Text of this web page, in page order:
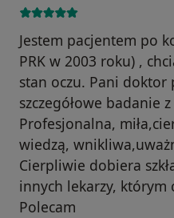
Jestem pacjentem po
PRK w 2003 roku) ,
stan oczu. Pani doktor
szczegółowe badanie
Profesjonalna,
wiedzą,
Cierpliwie dobiera
innych lekarzy, którym
Polecam